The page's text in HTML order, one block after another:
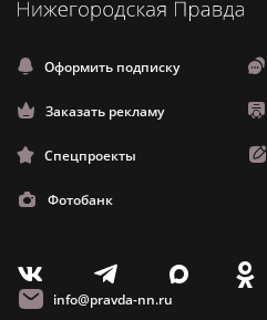
Оформить подписку
Заказать рекламу
Спецпроекты
Фотобанк
V T X O
info@pravda-nn.ru